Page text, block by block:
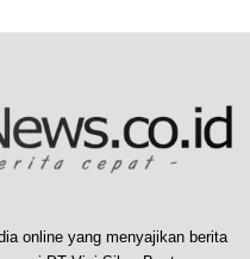
online yang menyajikan berita